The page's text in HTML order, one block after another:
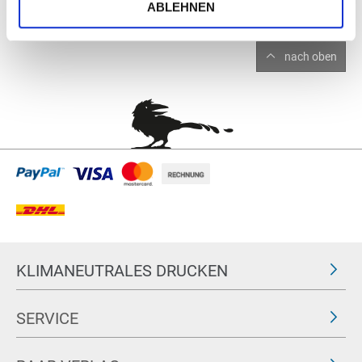
ABLEHNEN
nach oben
KLIMANEUTRALES DRUCKEN
SERVICE